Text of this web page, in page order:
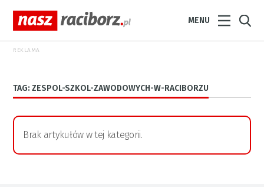
MENU
REKLAMA
TAG: ZESPOL-SZKOL-ZAWODOWYCH-W-RACIBORZU
Brak artykułów w tej kategorii.